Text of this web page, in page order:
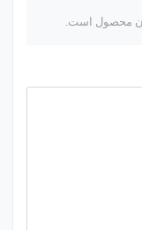
محصول است.